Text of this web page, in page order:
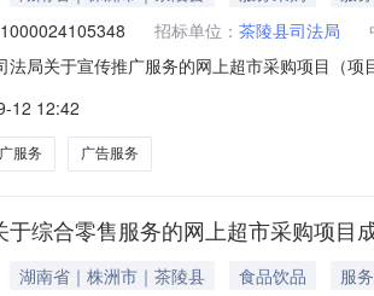
招标单位： 茶陵县司法局
法局关于宣传推广服务的网上超市采购项目（
陵县报价起止时间:-二、采购单位信息采购单位
12 12:42
服务 广告服务
于综合零售服务的网上超市采购项目
湖南省｜株洲市｜茶陵县 食品饮品
服务